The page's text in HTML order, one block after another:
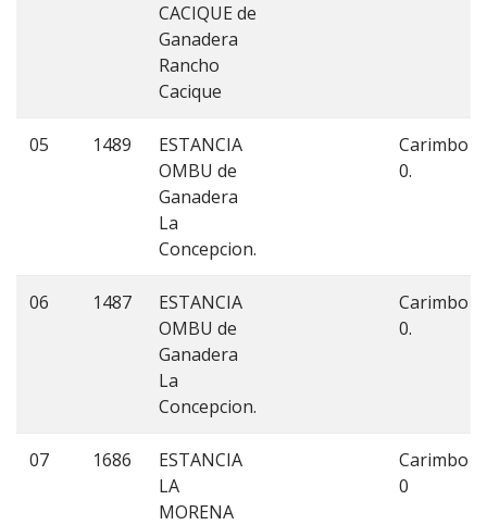
CACIQUE de
Ganadera
Rancho
Cacique
05 1489
ESTANCIA
OMBU de
Ganadera
La
Concepcion.
Carimbo
0.
06 1487
ESTANCIA
OMBU de
Ganadera
La
Concepcion.
Carimbo
0.
07 1686
ESTANCIA
LA
MORENA
Carimbo
0